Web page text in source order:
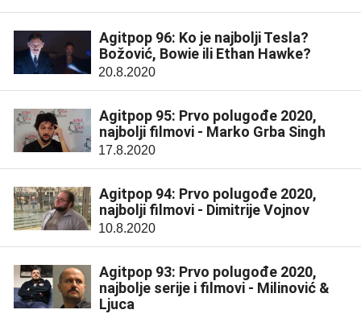
Agitpop 96: Ko je najbolji Tesla?
Božović, Bowie ili Ethan Hawke?
20.8.2020
Agitpop 95: Prvo polugođe 2020,
najbolji filmovi - Marko Grba Singh
17.8.2020
Agitpop 94: Prvo polugođe 2020,
najbolji filmovi - Dimitrije Vojnov
10.8.2020
Agitpop 93: Prvo polugođe 2020,
najbolje serije i filmovi - Milinović &
Ljuca